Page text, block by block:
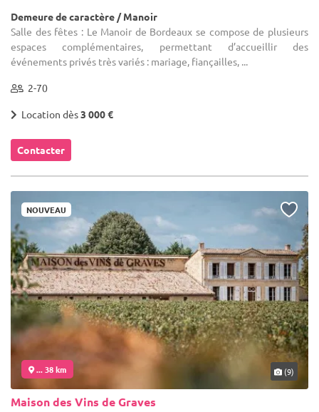
Demeure de caractère / Manoir
Salle des fêtes : Le Manoir de Bordeaux se compose de plusieurs
espaces complémentaires, permettant d’accueillir des
événements privés très variés : mariage, fiançailles, ...
2-70
Location dès3 000 €
Contacter
NOUVEAU
... 38 km (9)
Maison des Vins de Graves